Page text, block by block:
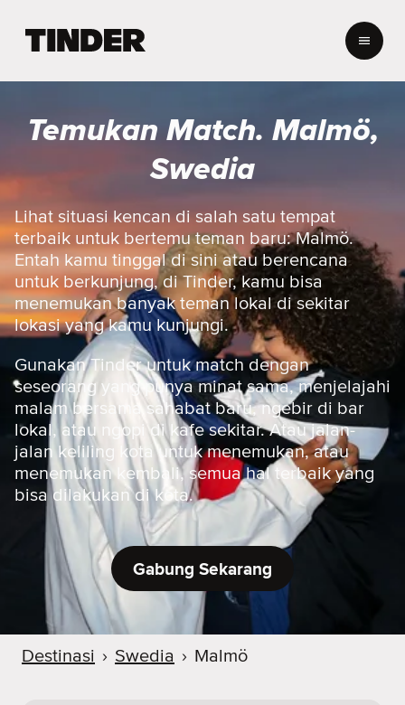
d
T
n
d
e
r
Temukan Match. Malmö,
Swedia
Lihat situasi kencan di salah satu tempat
terbaik untuk bertemu teman baru: Malmö.
Entah kamu tinggal di sini atau berencana
untuk berkunjung, di Tinder, kamu bisa
menemukan banyak teman lokal di sekitar
lokasi yang kamu kunjungi.
Gunakan Tinder untuk match dengan
seseorang yang punya minat sama, menjelajahi
malam bersama sahabat baru, ngebir di bar
lokal, atau ngopi di kafe sekitar. Atau jalan-
jalan keliling kota untuk menemukan, atau
menemukan kembali, semua hal terbaik yang
bisa dilakukan di kota.
Gabung Sekarang
Destinasi › Swedia › Malmö